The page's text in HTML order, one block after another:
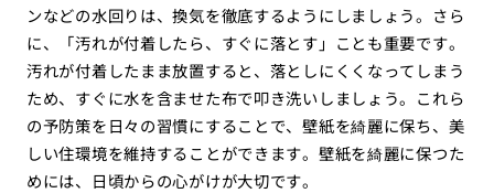
ンなどの水回りは、換気を徹底するようにしましょう。さら
に、「汚れが付着したら、すぐに落とす」ことも重要です。
汚れが付着したまま放置すると、落としにくくなってしまう
ため、すぐに水を含ませた布で叩き洗いしましょう。これら
の予防策を日々の習慣にすることで、壁紙を綺麗に保ち、美
しい住環境を維持することができます。壁紙を綺麗に保つた
めには、日頃からの心がけが大切です。